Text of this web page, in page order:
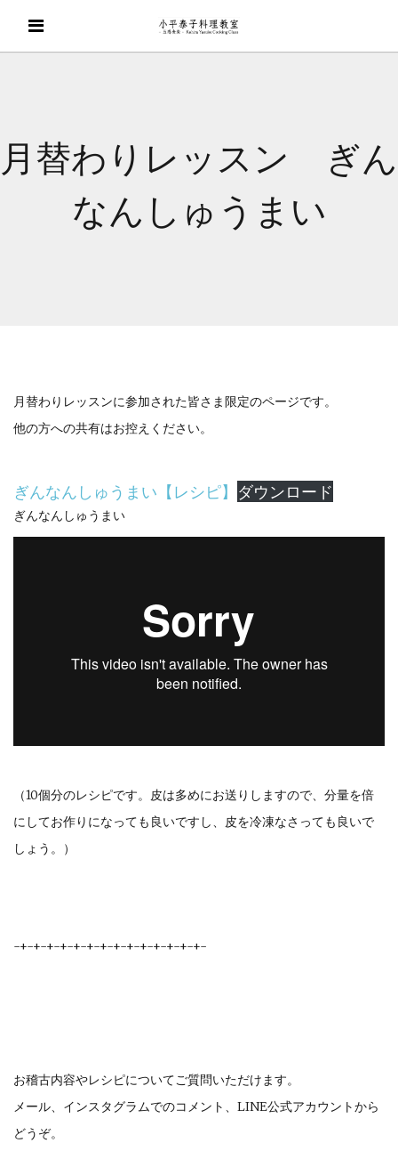
月替わりレッスン ぎん
なんしゅうまい
月替わりレッスンに参加された皆さま限定のページです。
他の方への共有はお控えください。
ぎんなんしゅうまい【レシピ】 ダウンロード
ぎんなんしゅうまい
（10個分のレシピです。皮は多めにお送りしますので、分量を倍
にしてお作りになっても良いですし、皮を冷凍なさっても良いで
しょう。）
-+-+-+-+-+-+-+-+-+-+-+-+-+-+-
お稽古内容やレシピについてご質問いただけます。
メール、インスタグラムでのコメント、LINE公式アカウントから
どうぞ。